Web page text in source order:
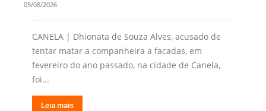
05/08/2026
CANELA | Dhionata de Souza Alves, acusado de
tentar matar a companheira a facadas, em
fevereiro do ano passado, na cidade de Canela,
foi...
Leia mais